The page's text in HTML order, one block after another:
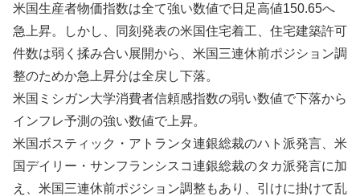
米国生産者物価指数は全て強い数値で日足高値150.65へ
急上昇。しかし、同刻発表の米国住宅着工、住宅建築許可
件数は弱く揉み合い展開から、米国三連休前ポジション調
整のためか急上昇分は全戻し下落。
米国ミシガン大学消費者信頼感指数の弱い数値で下落から
インフレ予測の強い数値で上昇。
米国ボスティック・アトランタ連銀総裁のハト派発言、米
国デイリー・サンフランシスコ連銀総裁のタカ派発言に加
え、米国三連休前ポジション調整もあり、引けに掛けて乱